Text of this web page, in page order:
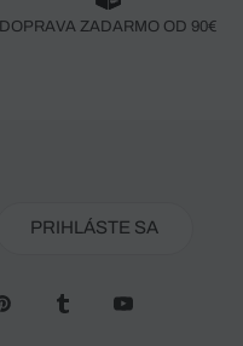
DOPRAVA ZADARMO OD 90€
PRIHLÁSTE SA